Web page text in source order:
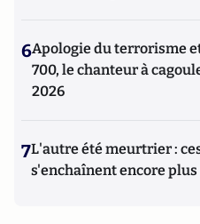
6Apologie du terrorisme
700, le chanteur à
2026
7L'autre été meurtrier :
s'enchaînent encore plus